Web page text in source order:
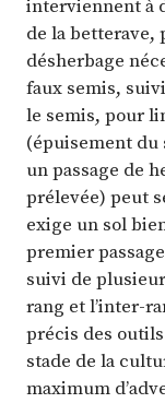
interviennent à
de la betterave,
désherbage
faux semis,
le semis, pour
(épuisement du
un passage de
prélevée) peut
exige un sol
premier
suivi de
rang et l’inter-
précis des
stade de la
maximum